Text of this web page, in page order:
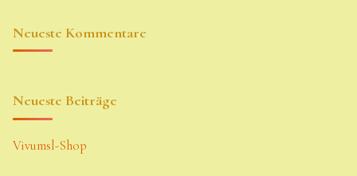
Neueste Kommentare
Neueste Beiträge
Vivumsl-Shop